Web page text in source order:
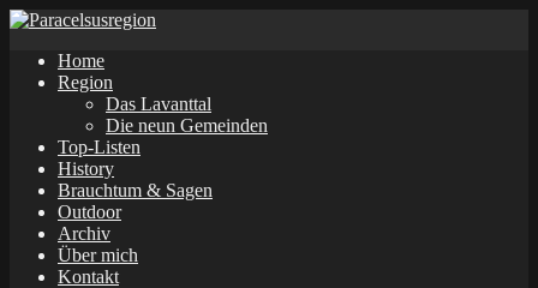
Home
Region
Das Lavanttal
Die neun Gemeinden
Top-Listen
History
Brauchtum & Sagen
Outdoor
Archiv
Über mich
Kontakt